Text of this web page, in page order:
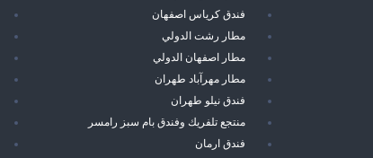
فندق كرياس اصفهان
مطار رشت الدولي
مطار اصفهان الدولي
مطار مهرآباد طهران
فندق نيلو طهران
منتجع تلفريك وفندق بام سبز رامسر
فندق ارمان